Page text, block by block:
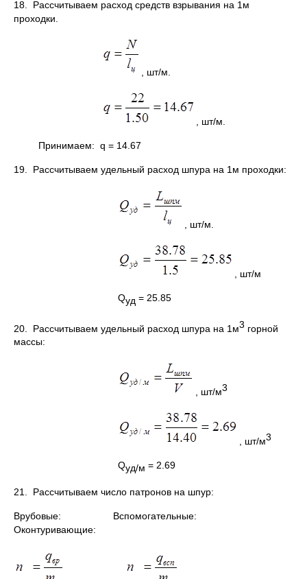
18. Рассчитываем расход средств взрывания на 1м
проходки.
, шт/м.
, шт/м.
Принимаем: q = 14.67
19. Рассчитываем удельный расход шпура на 1м проходки:
, шт/м.
, шт/м
Qуд = 25.85
20. Рассчитываем удельный расход шпура на 1м3 горной
массы:
, шт/м3
, шт/м3
Qуд/м = 2.69
21. Рассчитываем число патронов на шпур:
Врубовые: Вспомогательные:
Оконтуривающие: